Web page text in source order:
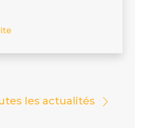
les actualités